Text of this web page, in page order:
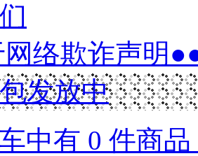
络欺诈声明
发放中
中有 0 件商